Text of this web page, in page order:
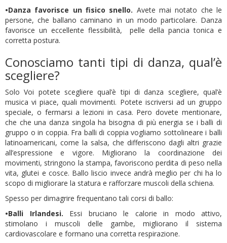
•Danza favorisce un fisico snello. Avete mai notato che le
persone, che ballano caminano in un modo particolare. Danza
favorisce un eccellente flessibilità, pelle della pancia tonica e
corretta postura.
Conosciamo tanti tipi di danza, qual’è
scegliere?
Solo Voi potete scegliere qual’è tipi di danza scegliere, qual’è
musica vi piace, quali movimenti. Potete iscriversi ad un gruppo
speciale, o fermarsi a lezioni in casa. Pero dovete mentionare,
che che una danza singola ha bisogna di più energia se i balli di
gruppo o in coppia. Fra balli di coppia vogliamo sottolineare i balli
latinoamericani, come la salsa, che differiscono dagli altri grazie
all’espressione e vigore. Migliorano la coordinazione dei
movimenti, stringono la stampa, favoriscono perdita di peso nella
vita, glutei e cosce. Ballo liscio invece andrà meglio per chi ha lo
scopo di migliorare la statura e rafforzare muscoli della schiena.
Spesso per dimagrire frequentano tali corsi di ballo:
•Balli Irlandesi. Essi bruciano le calorie in modo attivo,
stimolano i muscoli delle gambe, migliorano il sistema
cardiovascolare e formano una corretta respirazione.